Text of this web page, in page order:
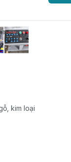
kim loại